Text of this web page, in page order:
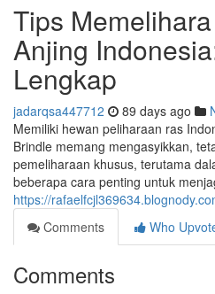
Tips
Anjing
Lengkap
jadarqsa447712 89 days ago
Memiliki hewan peliharaan ras
Brindle memang mengasyikkan,
pemeliharaan khusus, terutama
beberapa cara penting untuk
https://
Comments
Who
Comments